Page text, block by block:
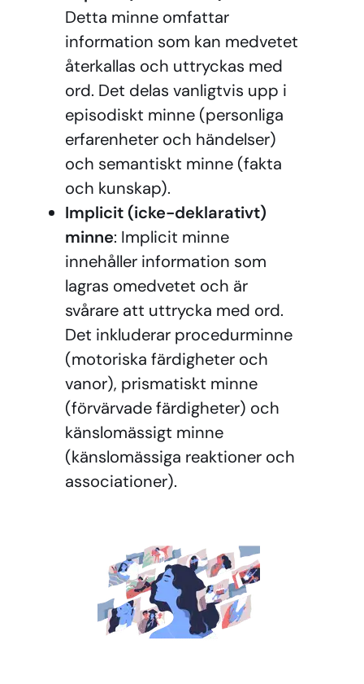
Detta minne omfattar
information som kan medvetet
återkallas och uttryckas med
ord. Det delas vanligtvis upp i
episodiskt minne (personliga
erfarenheter och händelser)
och semantiskt minne (fakta
och kunskap).
Implicit (icke-deklarativt)
minne: Implicit minne
innehåller information som
lagras omedvetet och är
svårare att uttrycka med ord.
Det inkluderar procedurminne
(motoriska färdigheter och
vanor), prismatiskt minne
(förvärvade färdigheter) och
känslomässigt minne
(känslomässiga reaktioner och
associationer).